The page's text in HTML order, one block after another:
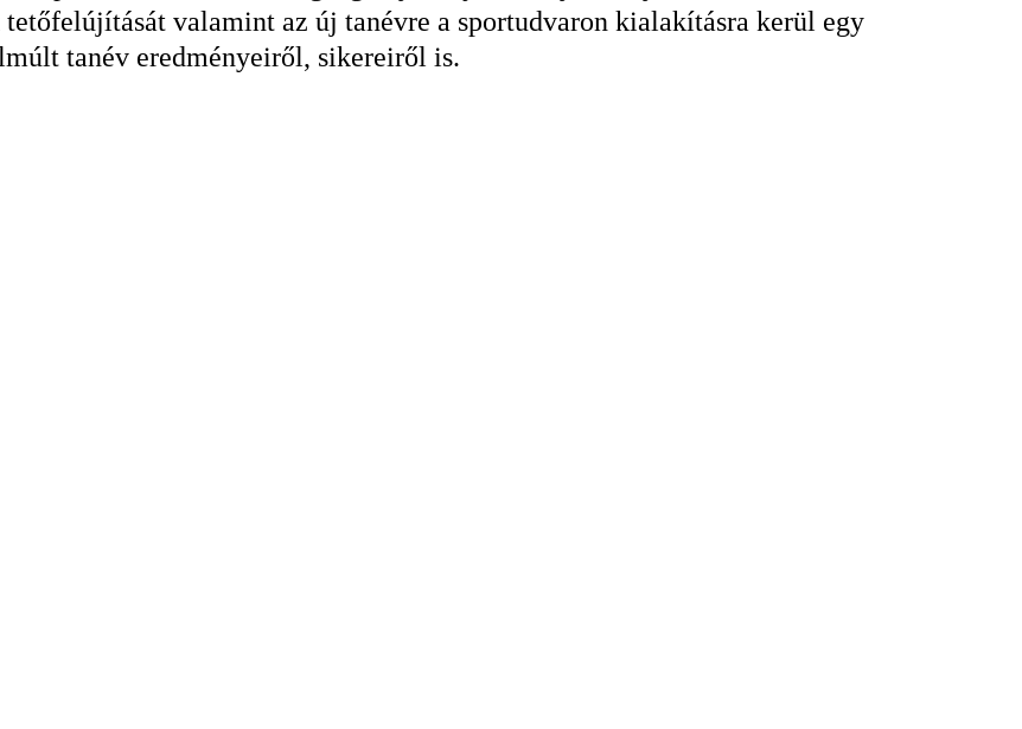
valamint az új tanévre a sportudvaron kialakításra kerül egy
tanév eredményeiről, sikereiről is.